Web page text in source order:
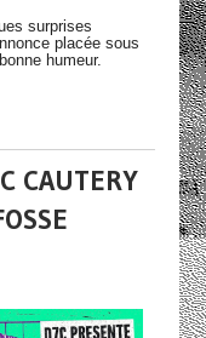
surprises
placée sous
humeur.
CAUTERY